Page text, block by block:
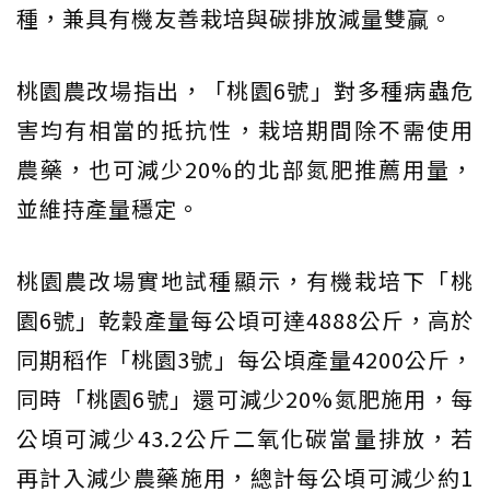
種，兼具有機友善栽培與碳排放減量雙贏。
桃園農改場指出，「桃園6號」對多種病蟲危
害均有相當的抵抗性，栽培期間除不需使用
農藥，也可減少20%的北部氮肥推薦用量，
並維持產量穩定。
桃園農改場實地試種顯示，有機栽培下「桃
園6號」乾穀產量每公頃可達4888公斤，高於
同期稻作「桃園3號」每公頃產量4200公斤，
同時「桃園6號」還可減少20%氮肥施用，每
公頃可減少43.2公斤二氧化碳當量排放，若
再計入減少農藥施用，總計每公頃可減少約1